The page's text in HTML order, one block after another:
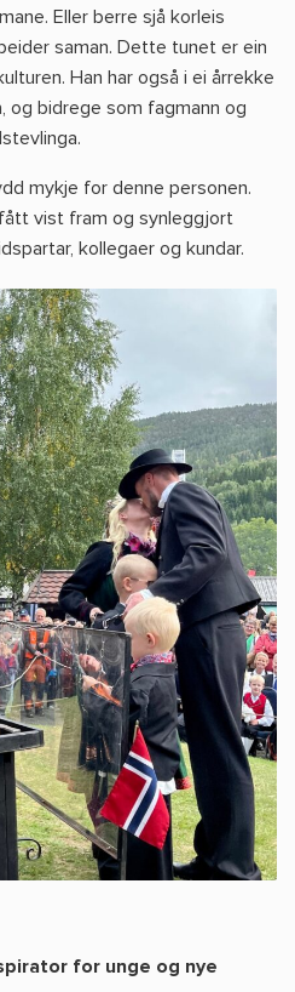
Eller berre sjå korleis
saman. Dette tunet er ein
Han har også i ei årrekke
og bidrege som fagmann og
mykje for denne personen.
vist fram og synleggjort
kollegaer og kundar.
for unge og nye